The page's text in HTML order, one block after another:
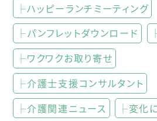
├ハッピーランチミーティング
├パンフレットダウンロード
├ワクワクお取り寄せ
├介護士支援コンサルタント
├介護関連ニュース
├変化